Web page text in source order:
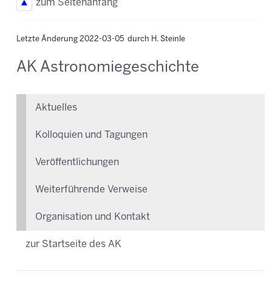
zum Seitenanfang
Letzte Änderung 2022-03-05 durch H. Steinle
AK Astronomiegeschichte
Aktuelles
Kolloquien und Tagungen
Veröffentlichungen
Weiterführende Verweise
Organisation und Kontakt
zur Startseite des AK